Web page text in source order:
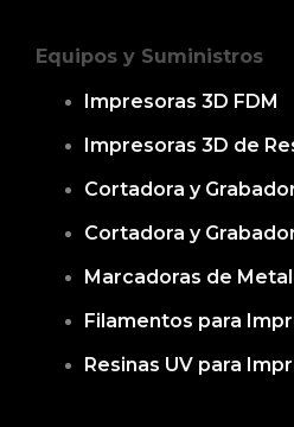
Equipos y Suministros
Impresoras 3D FDM
Impresoras 3D de
Cortadora y
Cortadora y
Marcadoras de
Filamentos para
Resinas UV para